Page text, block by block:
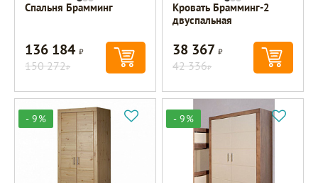
Спальня Брамминг
136 184Р
150 272Р
Кровать Брамминг-2
двуспальная
38 367Р
42 336Р
- 9% - 9%